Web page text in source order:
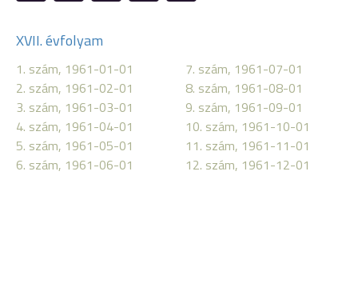
XVII. évfolyam
1. szám, 1961-01-01
2. szám, 1961-02-01
3. szám, 1961-03-01
4. szám, 1961-04-01
5. szám, 1961-05-01
6. szám, 1961-06-01
7. szám, 1961-07-01
8. szám, 1961-08-01
9. szám, 1961-09-01
10. szám, 1961-10-01
11. szám, 1961-11-01
12. szám, 1961-12-01